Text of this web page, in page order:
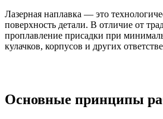
Лазерная наплавка — это
поверхность детали. В отличие от
проплавление присадки при
кулачков, корпусов и других
Основные принципы